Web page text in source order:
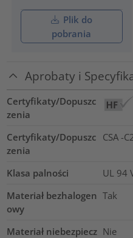
Plik do
pobrania
Aprobaty i
Certyfikaty/Dopuszc
zenia
Certyfikaty/Dopuszc
zenia
CSA -
Klasa palności
UL 94
Materiał bezhalogen
owy
Tak
Materiał niebezpiecz Nie